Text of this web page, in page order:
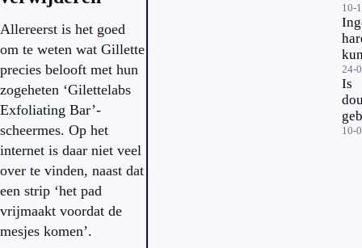
Allereerst is het goed
om te weten wat Gillette
precies belooft met hun
zogeheten ‘Gilettelabs
Exfoliating Bar’-
scheermes. Op het
internet is daar niet veel
over te vinden, naast dat
een strip ‘het pad
vrijmaakt voordat de
mesjes komen’.
je
in
10-
en
je
24-
Is
10-